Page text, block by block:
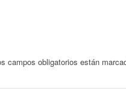
campos obligatorios están